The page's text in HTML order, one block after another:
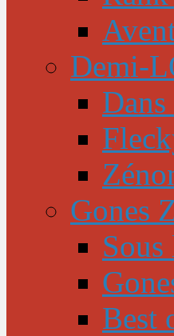
Demi-
Gones
Sous
Best